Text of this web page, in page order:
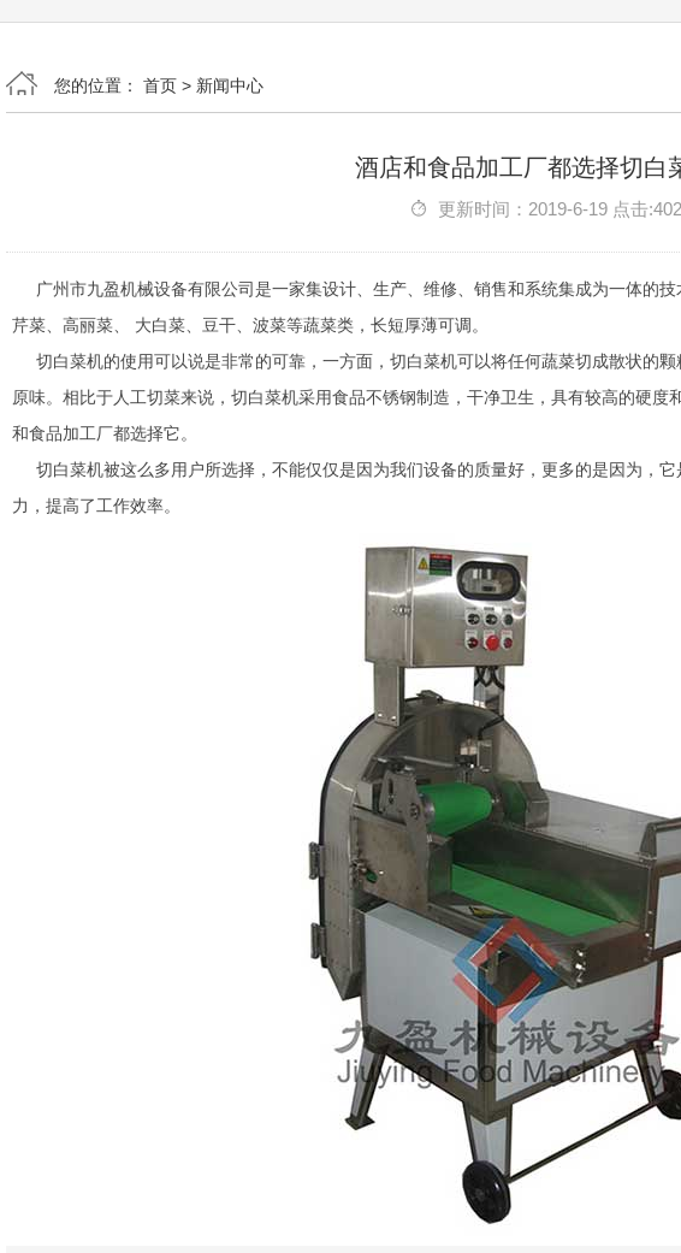
您的位置： 首页 > 新闻中心
酒店和食品加工厂都选择切白
更新时间：2019-6-19 点击
广州市九盈机械设备有限公司是一家集设计、生产、维修、销售和系统集成为一体的技
芹菜、高丽菜、 大白菜、豆干、波菜等蔬菜类，长短厚薄可调。
切白菜机的使用可以说是非常的可靠，一方面，切白菜机可以将任何蔬菜切成散状的
原味。相比于人工切菜来说，切白菜机采用食品不锈钢制造，干净卫生，具有较高的硬
和食品加工厂都选择它。
切白菜机被这么多用户所选择，不能仅仅是因为我们设备的质量好，更多的是因为，
力，提高了工作效率。